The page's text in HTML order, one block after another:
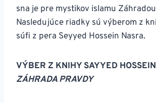
sna je pre mystikov islamu
Nasledujúce riadky sú výberom z
súfi z pera Seyyed Hossein Nasra.
VÝBER Z KNIHY SAYYED
ZÁHRADA PRAVDY